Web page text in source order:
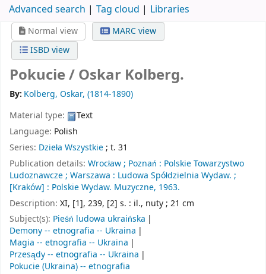
Advanced search Tag cloud Libraries
Normal view
MARC view
ISBD view
Pokucie /Oskar Kolberg.
By: Kolberg, Oskar, (1814-1890)
Material type:
Text
Language: Polish
Series: Dzieła Wszystkie; t. 31
Publication details: Wrocław ; Poznań : Polskie Towarzystwo
Ludoznawcze ; Warszawa : Ludowa Spółdzielnia Wydaw. ;
[Kraków] : Polskie Wydaw. Muzyczne, 1963.
Description: XI, [1], 239, [2] s. : il., nuty ; 21 cm
Subject(s): Pieśń ludowa ukraińska
Demony -- etnografia -- Ukraina
Magia -- etnografia -- Ukraina
Przesądy -- etnografia -- Ukraina
Pokucie (Ukraina) -- etnografia